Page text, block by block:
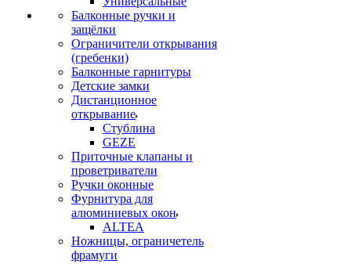
Балконные ручки и
защёлки
Ограничители открывания
(гребенки)
Балконные гарнитуры
Детские замки
Дистанционное
открывание
Стублина
GEZE
Приточные клапаны и
проветриватели
Ручки оконные
Фурнитура для
алюминиевых окон
ALTEA
Ножницы, ограничетель
фрамуги